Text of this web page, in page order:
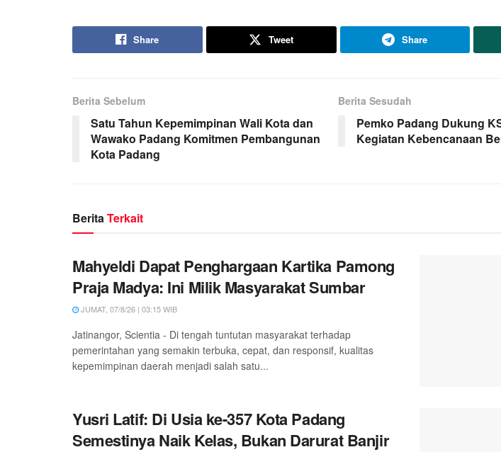
Share Tweet Share
Berita Sebelum
Satu Tahun Kepemimpinan Wali Kota dan
Wawako Padang Komitmen Pembangunan
Kota Padang
Berita Sesudah
Pemko Padang Dukung
Kegiatan Kebencanaan
BeritaTerkait
Mahyeldi Dapat Penghargaan Kartika Pamong
Praja Madya: Ini Milik Masyarakat Sumbar
JUMAT, 07/8/26 | 03:15 WIB
Jatinangor, Scientia - Di tengah tuntutan masyarakat terhadap
pemerintahan yang semakin terbuka, cepat, dan responsif, kualitas
kepemimpinan daerah menjadi salah satu...
Yusri Latif: Di Usia ke-357 Kota Padang
Semestinya Naik Kelas, Bukan Darurat Banjir